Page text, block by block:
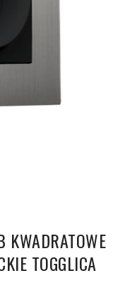
KWADRATOWE
TOGGLICA